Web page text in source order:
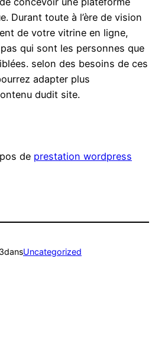
Durant toute à l’ère de vision
de votre vitrine en ligne,
pas qui sont les personnes que
selon des besoins de ces
adapter plus
dudit site.
de prestation wordpress
dansUncategorized